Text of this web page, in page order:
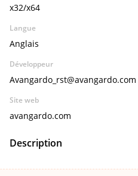
x32/x64
Langue
Anglais
Développeur
Avangardo_rst@avangardo.com
Site web
avangardo.com
Description